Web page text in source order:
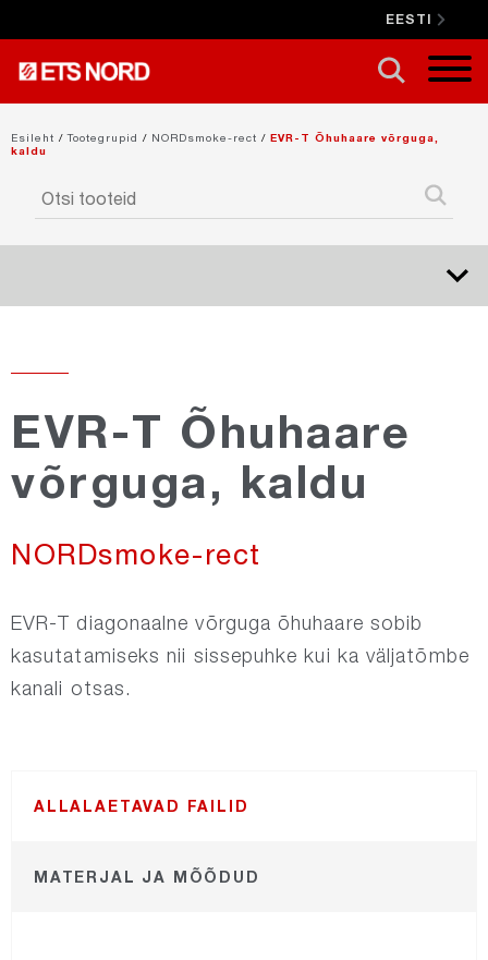
EESTI
Esileht /Tootegrupid / NORDsmoke-rect / EVR-T Õhuhaare võrguga,
kaldu
NORDduct-Special
NORDcanopy
NORDrect
NORDsmoke-round
NORDsmoke-rect
NORDsilencer
EVR-T Õhuhaare
võrguga, kaldu
NORDsmoke-rect
​​EVR-T diagonaalne võrguga õhuhaare sobib
kasutatamiseks nii sissepuhke kui ka väljatõmbe
kanali otsas.
ALLALAETAVAD FAILID
MATERJAL JA MÕÕDUD